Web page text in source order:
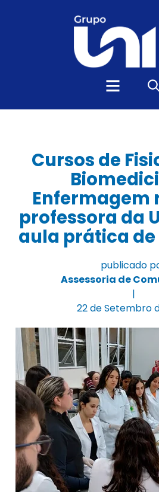
Cursos de
Enfermagem
professora da
aula prática
publicado
Assessoria de
|
22 de Setembro